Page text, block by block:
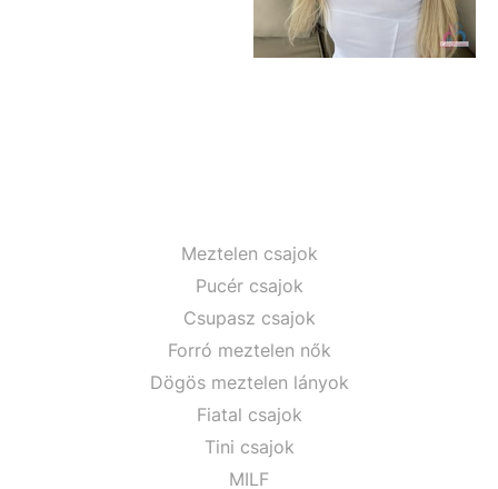
Meztelen csajok
Pucér csajok
Csupasz csajok
Forró meztelen nők
Dögös meztelen lányok
Fiatal csajok
Tini csajok
MILF